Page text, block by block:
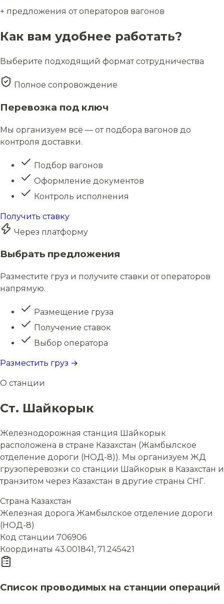
+ предложения от операторов вагонов
Как вам удобнее работать?
Выберите подходящий формат сотрудничества
Полное сопровождение
Перевозка под ключ
Мы организуем всё — от подбора вагонов до
контроля доставки.
Подбор вагонов
Оформление документов
Контроль исполнения
Получить ставку
Через платформу
Выбрать предложения
Разместите груз и получите ставки от операторов
напрямую.
Размещение груза
Получение ставок
Выбор оператора
Разместить груз →
О станции
Ст. Шайкорык
Железнодорожная станция Шайкорык
расположена в стране Казахстан (Жамбылское
отделение дороги (НОД-8)). Мы организуем ЖД
грузоперевозки со станции Шайкорык в Казахстан и
транзитом через Казахстан в другие страны СНГ.
Страна Казахстан
Железная дорога Жамбылское отделение дороги
(НОД-8)
Код станции 706906
Координаты 43.001841, 71.245421
Список проводимых на станции операций